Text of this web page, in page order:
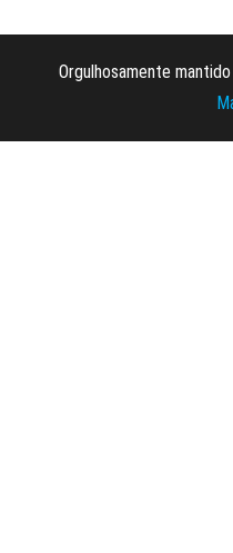
Orgulhosamente